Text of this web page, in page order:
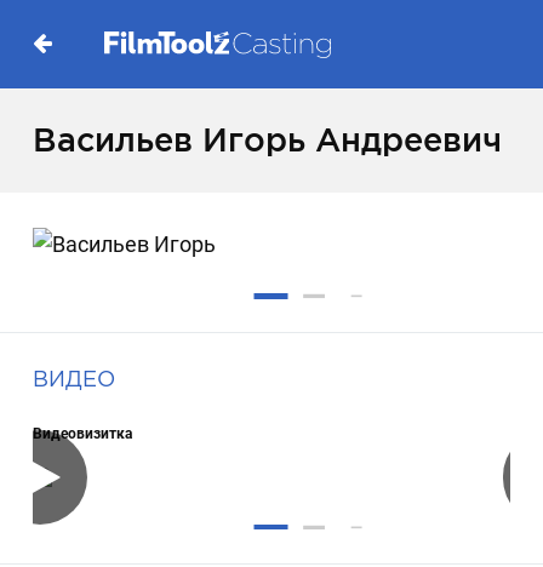
Васильев Игорь Андреевич
ВИДЕО
Видеовизитка